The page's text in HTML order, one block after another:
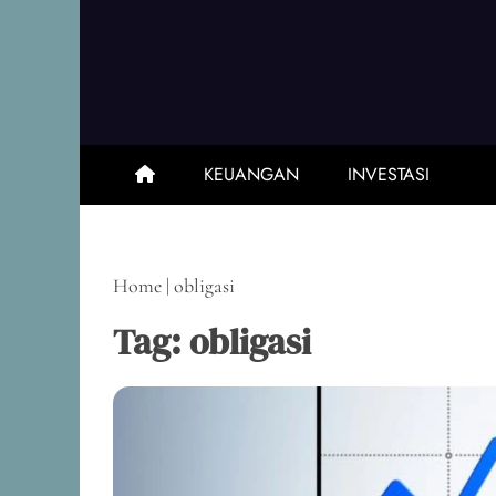
KEUANGAN INVESTASI
Home | obligasi
Tag:obligasi